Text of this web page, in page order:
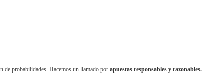
de probabilidades. Hacemos un llamado por apuestas responsables y razonables..